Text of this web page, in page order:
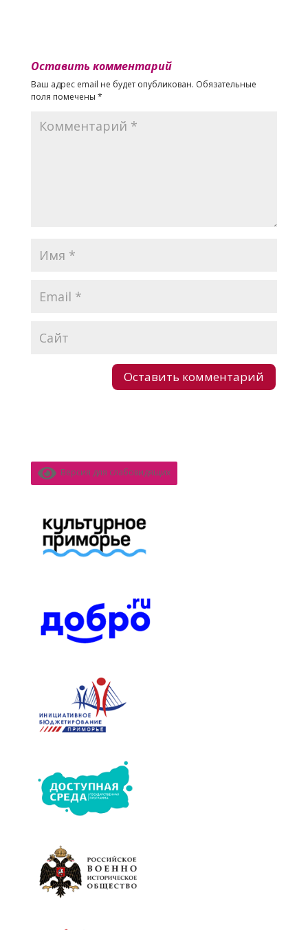
Оставить комментарий
Ваш адрес email не будет опубликован. Обязательные
поля помечены *
Версия для слабовидящих